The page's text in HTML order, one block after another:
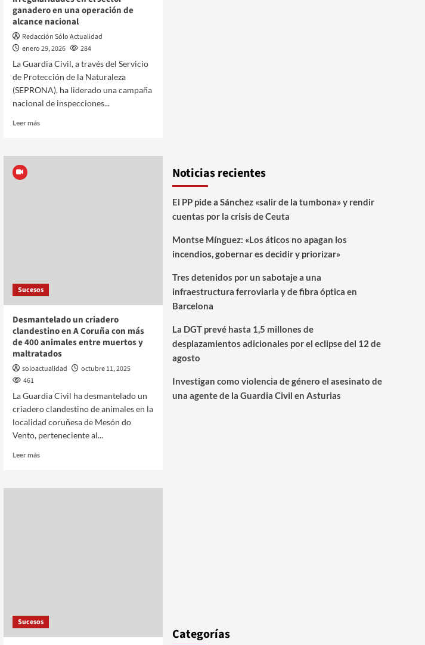
ganadero en una operación de
alcance nacional
Redacción Sólo Actualidad
enero 29, 2026
284
La Guardia Civil, a través del Servicio
de Protección de la Naturaleza
(SEPRONA), ha liderado una campaña
nacional de inspecciones...
Leer más
Sucesos
Desmantelado un criadero
clandestino en A Coruña con más
de 400 animales entre muertos y
maltratados
soloactualidad
octubre 11, 2025
461
La Guardia Civil ha desmantelado un
criadero clandestino de animales en la
localidad coruñesa de Mesón do
Vento, perteneciente al...
Leer más
Sucesos
Noticias recientes
El PP pide a Sánchez «salir de la tumbona» y rendir
cuentas por la crisis de Ceuta
Montse Mínguez: «Los áticos no apagan los
incendios, gobernar es decidir y priorizar»
Tres detenidos por un sabotaje a una
infraestructura ferroviaria y de fibra óptica en
Barcelona
La DGT prevé hasta 1,5 millones de
desplazamientos adicionales por el eclipse del 12 de
agosto
Investigan como violencia de género el asesinato de
una agente de la Guardia Civil en Asturias
Categorías